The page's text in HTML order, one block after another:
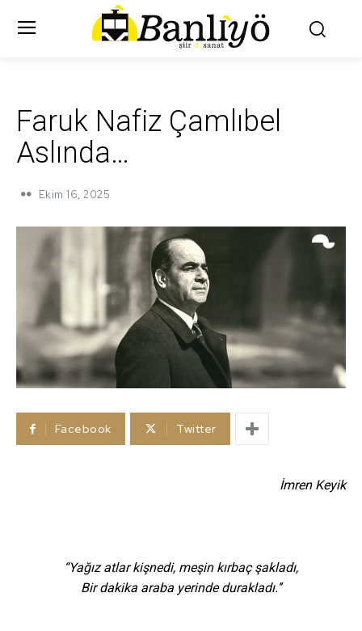
Faruk Nafiz Çamlıbel
Aslında…
Ekim 16, 2025
Facebook Twitter
İmren Keyik
“Yağız atlar kişnedi, meşin kırbaç şakladı,
Bir dakika araba yerinde durakladı.’’